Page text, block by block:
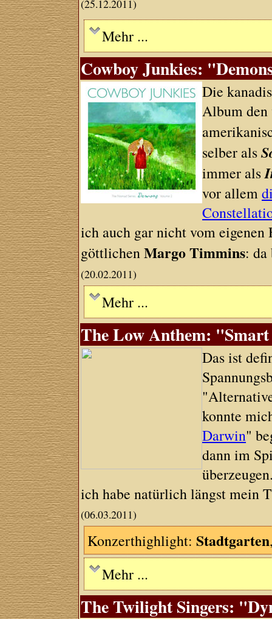
(25.12.2011)
Mehr ...
Cowboy Junkies:
Die
Album den
selber als
immer als
vor allem
ich auch gar nicht vom
göttlichenMargo Timmins:
(20.02.2011)
Mehr ...
The Low Anthem: "Smart
Das ist
konnte
Darwin"
dann im
ich habe natürlich längst mein
(06.03.2011)
Konzerthighlight:Stadtgarten
Mehr ...
The Twilight Singers: